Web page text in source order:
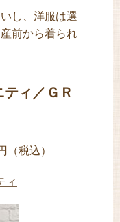
し、洋服は選
前から着られ
ティ／ＧＲ
（税込）
ィ